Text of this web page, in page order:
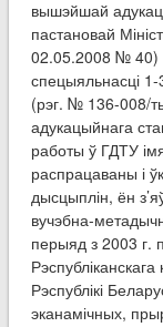
вышэйшай
пастановай
02.05.2008 № 40)
спецыяльнасці
(рэг. № 136-008/
адукацыйнага
работы ў ГДТУ
распрацаваны і
дысцыплін, ён
вучэбна-
перыяд з 2003 г.
Рэспублікі
эканамічных,